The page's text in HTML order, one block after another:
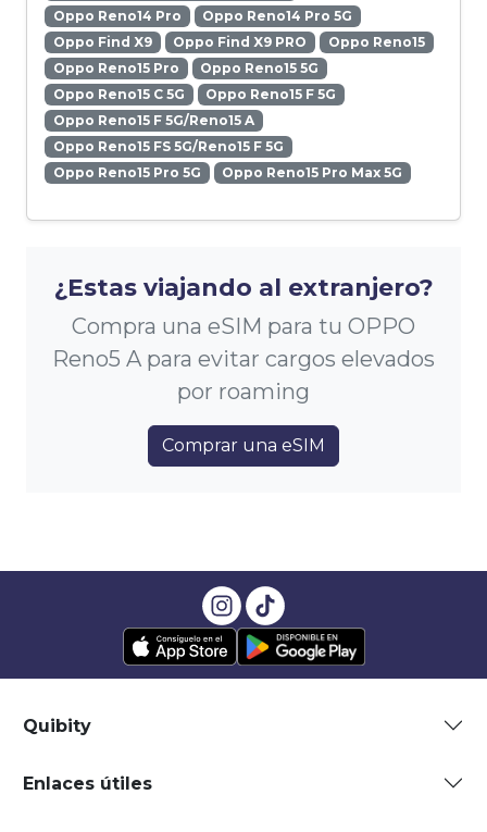
Oppo Reno14 Pro
Oppo Reno14 Pro 5G
Oppo Find X9
Oppo Find X9 PRO
Oppo Reno15
Oppo Reno15 Pro
Oppo Reno15 5G
Oppo Reno15 C 5G
Oppo Reno15 F 5G
Oppo Reno15 F 5G/Reno15 A
Oppo Reno15 FS 5G/Reno15 F 5G
Oppo Reno15 Pro 5G
Oppo Reno15 Pro Max 5G
¿Estas viajando al extranjero?
Compra una eSIM para tu OPPO
Reno5 A para evitar cargos elevados
por roaming
Comprar una eSIM
Quibity
Enlaces útiles